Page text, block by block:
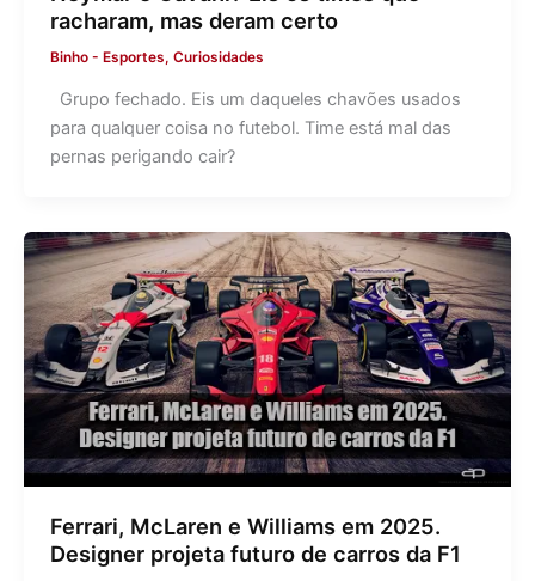
racharam, mas deram certo
Binho - Esportes, Curiosidades
Grupo fechado. Eis um daqueles chavões usados
para qualquer coisa no futebol. Time está mal das
pernas perigando cair?
Ferrari, McLaren e Williams em 2025.
Designer projeta futuro de carros da F1